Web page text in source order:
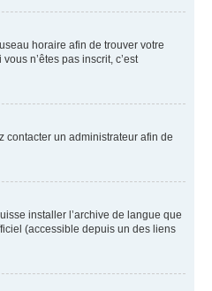
horaire afin de trouver votre
n’êtes pas inscrit, c’est
contacter un administrateur afin de
installer l’archive de langue que
(accessible depuis un des liens